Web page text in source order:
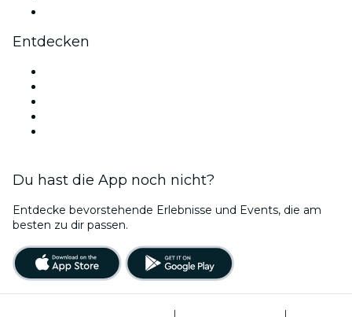
Entdecken
Du hast die App noch nicht?
Entdecke bevorstehende Erlebnisse und Events, die am
besten zu dir passen.
| |